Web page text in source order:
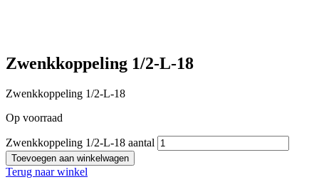
Zwenkkoppeling 1/2-L-18
Zwenkkoppeling 1/2-L-18
Op voorraad
Zwenkkoppeling 1/2-L-18 aantal
Toevoegen aan winkelwagen
Terug naar winkel